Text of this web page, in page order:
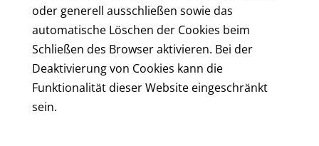
oder generell ausschließen sowie das
automatische Löschen der Cookies beim
Schließen des Browser aktivieren. Bei der
Deaktivierung von Cookies kann die
Funktionalität dieser Website eingeschränkt
sein.